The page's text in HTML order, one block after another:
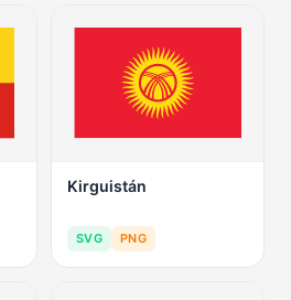
Kirguistán
SVG PNG